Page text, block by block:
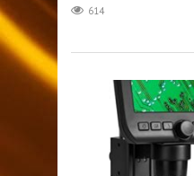
614